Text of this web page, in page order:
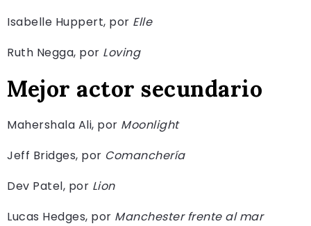
Isabelle Huppert, por Elle
Ruth Negga, por Loving
Mejor actor secundario
Mahershala Ali, por Moonlight
Jeff Bridges, por Comanchería
Dev Patel, por Lion
Lucas Hedges, por Manchester frente al mar